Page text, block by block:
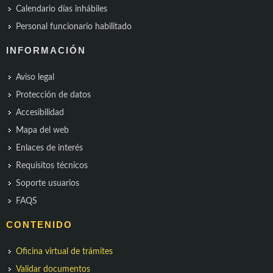
Calendario días inhábiles
Personal funcionario habilitado
INFORMACIÓN
Aviso legal
Protección de datos
Accesibilidad
Mapa del web
Enlaces de interés
Requisitos técnicos
Soporte usuarios
FAQS
CONTENIDO
Oficina virtual de trámites
Validar documentos